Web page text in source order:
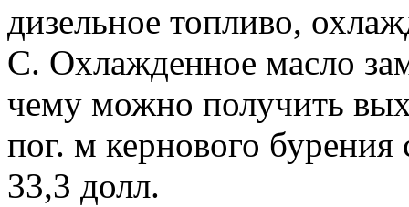
дизельное топливо,
С. Охлажденное масло
чему можно получить
пог. м кернового
33,3 долл.